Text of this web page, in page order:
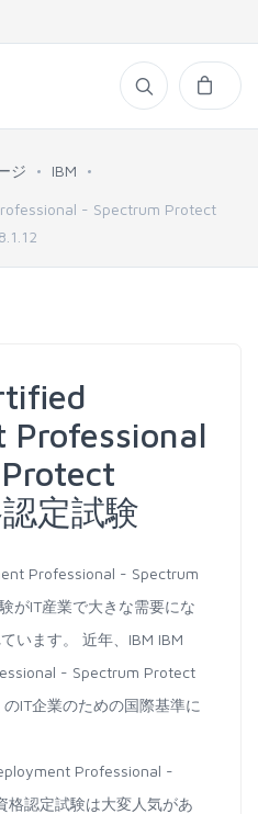
ジ IBM
- Spectrum Protect
Professional
定試験
Professional - Spectrum
がIT産業で大きな需要にな
います。 近年、IBM IBM
- Spectrum Protect
IT企業のための国際基準に
Professional -
格認定試験は大変人気があ